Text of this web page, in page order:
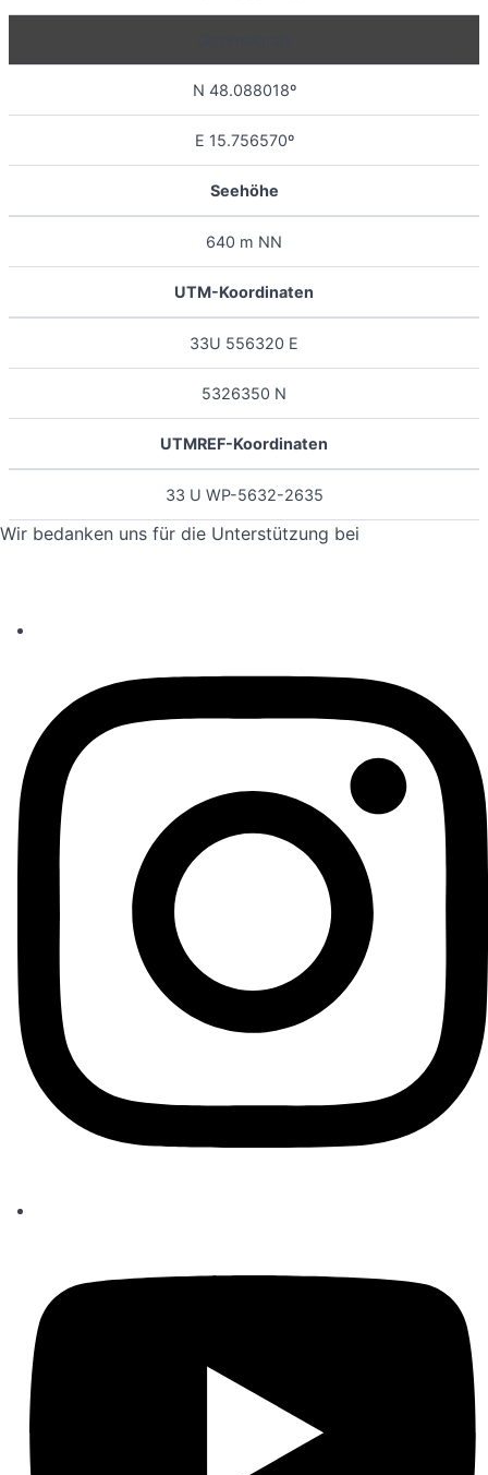
N 48.088018º
E 15.756570º
Seehöhe
640 m NN
UTM-Koordinaten
33U 556320 E
5326350 N
UTMREF-Koordinaten
33 U WP-5632-2635
Wir bedanken uns für die Unterstützung bei